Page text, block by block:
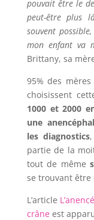
pouvait être le
peut-être plus
souvent
mon enfant va
Brittany, sa
95% des
choisissent
1000 et 2000
une
les diagnostics
partie de la
tout de même
se trouvant être
L’article
crâne est